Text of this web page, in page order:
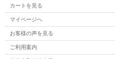
カートを見る
マイページへ
お客様の声を見る
ご利用案内